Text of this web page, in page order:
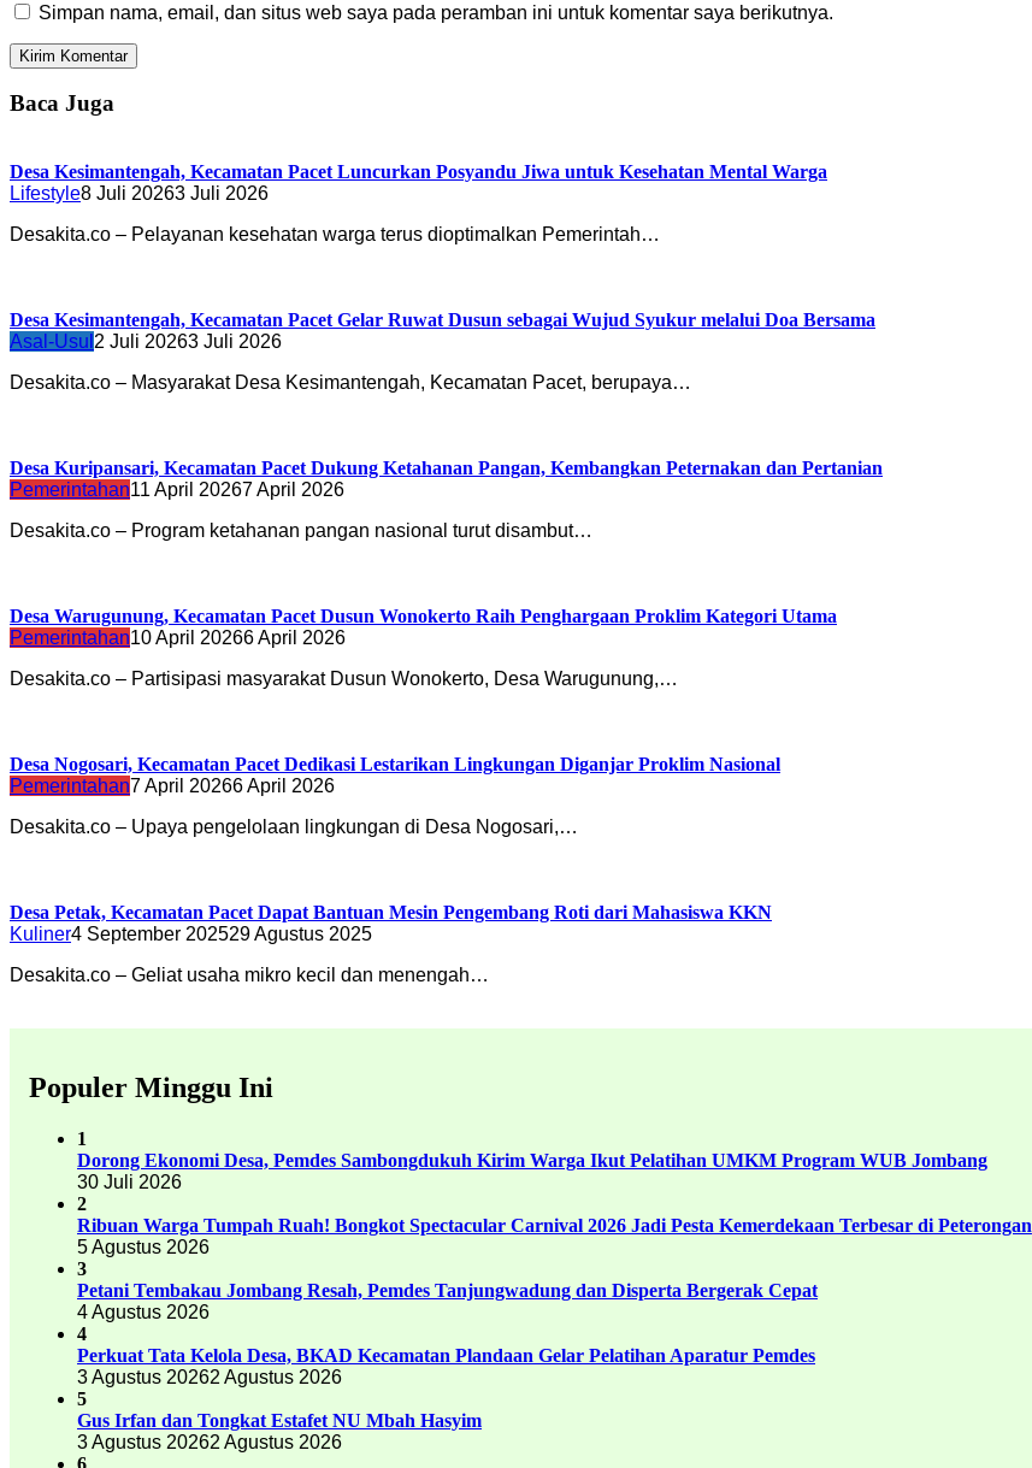
Simpan nama, email, dan situs web saya pada peramban ini untuk komentar saya berikutnya.
Baca Juga
Desa Kesimantengah, Kecamatan Pacet Luncurkan Posyandu Jiwa untuk Kesehatan Mental Warga
Lifestyle8 Juli 20263 Juli 2026
Desakita.co – Pelayanan kesehatan warga terus dioptimalkan Pemerintah…
Desa Kesimantengah, Kecamatan Pacet Gelar Ruwat Dusun sebagai Wujud Syukur melalui Doa Bersama
Asal-Usul 2 Juli 20263 Juli 2026
Desakita.co – Masyarakat Desa Kesimantengah, Kecamatan Pacet, berupaya…
Desa Kuripansari, Kecamatan Pacet Dukung Ketahanan Pangan, Kembangkan Peternakan dan Pertanian
Pemerintahan11 April 20267 April 2026
Desakita.co – Program ketahanan pangan nasional turut disambut…
Desa Warugunung, Kecamatan Pacet Dusun Wonokerto Raih Penghargaan Proklim Kategori Utama
Pemerintahan10 April 20266 April 2026
Desakita.co – Partisipasi masyarakat Dusun Wonokerto, Desa Warugunung,…
Desa Nogosari, Kecamatan Pacet Dedikasi Lestarikan Lingkungan Diganjar Proklim Nasional
Pemerintahan7 April 20266 April 2026
Desakita.co – Upaya pengelolaan lingkungan di Desa Nogosari,…
Desa Petak, Kecamatan Pacet Dapat Bantuan Mesin Pengembang Roti dari Mahasiswa KKN
Kuliner4 September 202529 Agustus 2025
Desakita.co – Geliat usaha mikro kecil dan menengah…
Populer Minggu Ini
1
Dorong Ekonomi Desa, Pemdes Sambongdukuh Kirim Warga Ikut Pelatihan UMKM Program WUB Jombang
30 Juli 2026
2
Ribuan Warga Tumpah Ruah! Bongkot Spectacular Carnival 2026 Jadi Pesta Kemerdekaan Terbesar di Peterongan
5 Agustus 2026
3
Petani Tembakau Jombang Resah, Pemdes Tanjungwadung dan Disperta Bergerak Cepat
4 Agustus 2026
4
Perkuat Tata Kelola Desa, BKAD Kecamatan Plandaan Gelar Pelatihan Aparatur Pemdes
3 Agustus 20262 Agustus 2026
5
Gus Irfan dan Tongkat Estafet NU Mbah Hasyim
3 Agustus 20262 Agustus 2026
6